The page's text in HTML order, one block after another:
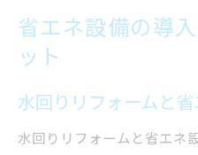
省エネ設備の導
ット
水回りリフォームと
水回りリフォームと省エネ